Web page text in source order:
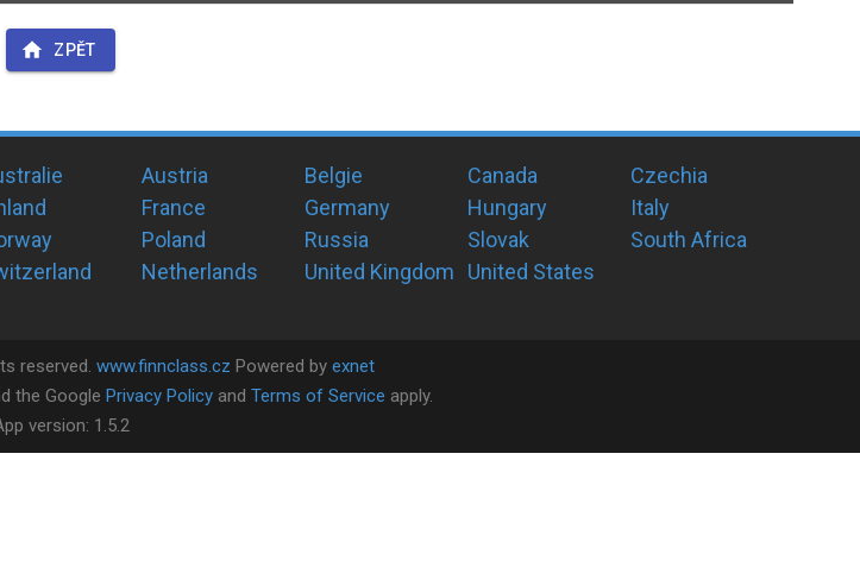
ZPĚT
Austria Belgie Canada
Czechia
France Germany Hungary
Italy
Poland Russia Slovak
South Africa
Netherlands United Kingdom United States
reserved. www.finnclass.cz Powered by exnet
the Google Privacy Policy and Terms of Service apply.
version: 1.5.2